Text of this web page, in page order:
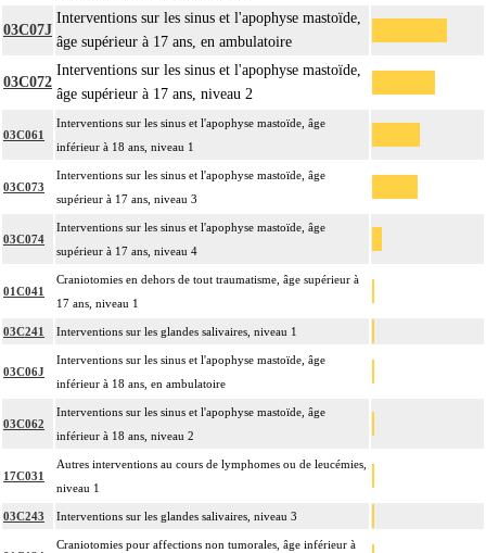
03C07J
Interventions sur les sinus et l'apophyse mastoïde,
âge supérieur à 17 ans, en ambulatoire
03C072
Interventions sur les sinus et l'apophyse mastoïde,
âge supérieur à 17 ans, niveau 2
03C061
Interventions sur les sinus et l'apophyse mastoïde, âge
inférieur à 18 ans, niveau 1
03C073
Interventions sur les sinus et l'apophyse mastoïde, âge
supérieur à 17 ans, niveau 3
03C074
Interventions sur les sinus et l'apophyse mastoïde, âge
supérieur à 17 ans, niveau 4
01C041
Craniotomies en dehors de tout traumatisme, âge supérieur à
17 ans, niveau 1
03C241 Interventions sur les glandes salivaires, niveau 1
03C06J
Interventions sur les sinus et l'apophyse mastoïde, âge
inférieur à 18 ans, en ambulatoire
03C062
Interventions sur les sinus et l'apophyse mastoïde, âge
inférieur à 18 ans, niveau 2
17C031
Autres interventions au cours de lymphomes ou de leucémies,
niveau 1
03C243 Interventions sur les glandes salivaires, niveau 3
Craniotomies pour affections non tumorales, âge inférieur à